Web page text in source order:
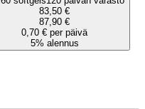
83,50 €
87,90 €
0,70 € per päivä
5% alennus